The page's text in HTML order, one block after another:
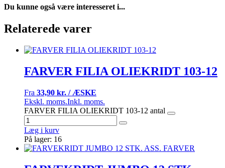
Du kunne også være interesseret i...
Relaterede varer
FARVER FILIA OLIEKRIDT 103-12
Fra 33,90 kr. / ÆSKE
Ekskl. moms.Inkl. moms.
FARVER FILIA OLIEKRIDT 103-12 antal
Læg i kurv
På lager: 16